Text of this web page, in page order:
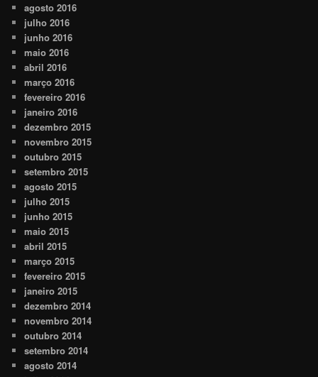
agosto 2016
julho 2016
junho 2016
maio 2016
abril 2016
março 2016
fevereiro 2016
janeiro 2016
dezembro 2015
novembro 2015
outubro 2015
setembro 2015
agosto 2015
julho 2015
junho 2015
maio 2015
abril 2015
março 2015
fevereiro 2015
janeiro 2015
dezembro 2014
novembro 2014
outubro 2014
setembro 2014
agosto 2014